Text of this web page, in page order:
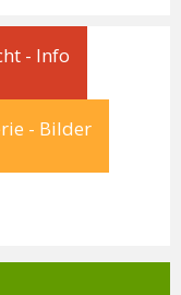
- Info
- Bilder